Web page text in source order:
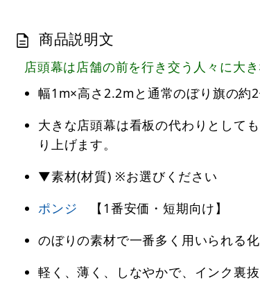
商品説明文
店頭幕は店舗の前を行き交う人々に大き
幅1m×高さ2.2mと通常のぼり旗の約
大きな店頭幕は看板の代わりとして
り上げます。
▼素材(材質) ※お選びください
ポンジ 【1番安価・短期向け】
のぼりの素材で一番多く用いられる化
軽く、薄く、しなやかで、インク裏抜